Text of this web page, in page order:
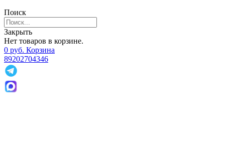
Поиск
Закрыть
Нет товаров в корзине.
0 руб. Корзина
89202704346